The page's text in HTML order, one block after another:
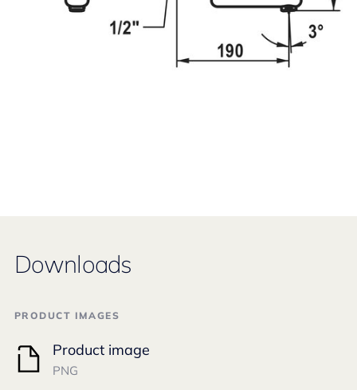
Downloads
PRODUCT IMAGES
Product image
PNG